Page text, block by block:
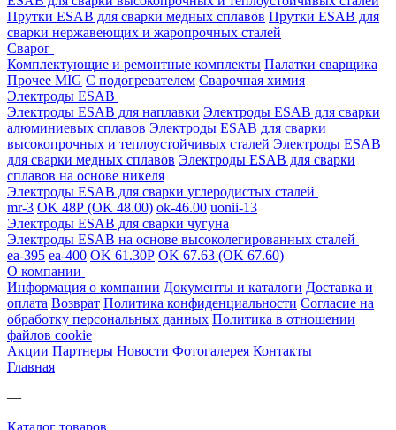
Прутки ESAB для сварки медных сплавов Прутки ESAB для
сварки нержавеющих и жаропрочных сталей
Сварог
Комплектующие и ремонтные комплекты Палатки сварщика
Прочее MIG С подогревателем Сварочная химия
Электроды ESAB
Электроды ESAB для наплавки Электроды ESAB для сварки
алюминиевых сплавов Электроды ESAB для сварки
высокопрочных и теплоустойчивых сталей Электроды ESAB
для сварки медных сплавов Электроды ESAB для сварки
сплавов на основе никеля
Электроды ESAB для сварки углеродистых сталей
mr-3 OK 48Р (OK 48.00) ok-46.00 uonii-13
Электроды ESAB для сварки чугуна
Электроды ESAB на основе высоколегированных сталей
ea-395 ea-400 OK 61.30Р OK 67.63 (OK 67.60)
О компании
Информация о компании Документы и каталоги Доставка и
оплата Возврат Политика конфиденциальности Согласие на
обработку персональных данных Политика в отношении
файлов cookie
Акции Партнеры Новости Фотогалерея Контакты
Главная
—
Каталог товаров